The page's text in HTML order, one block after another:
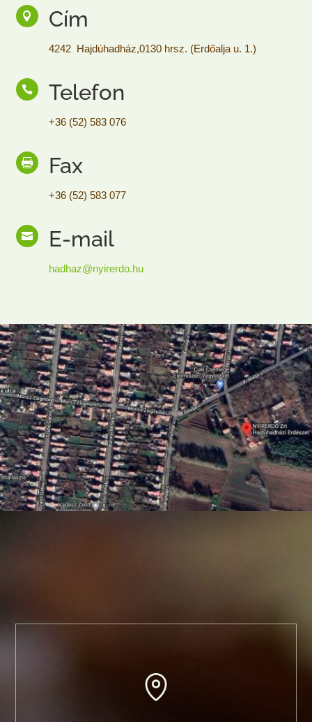
 Cím
4242 Hajdúhadház,0130 hrsz. (Erdőalja u. 1.)
 Telefon
+36 (52) 583 076
 Fax
+36 (52) 583 077
 E-mail
hadhaz@nyirerdo.hu